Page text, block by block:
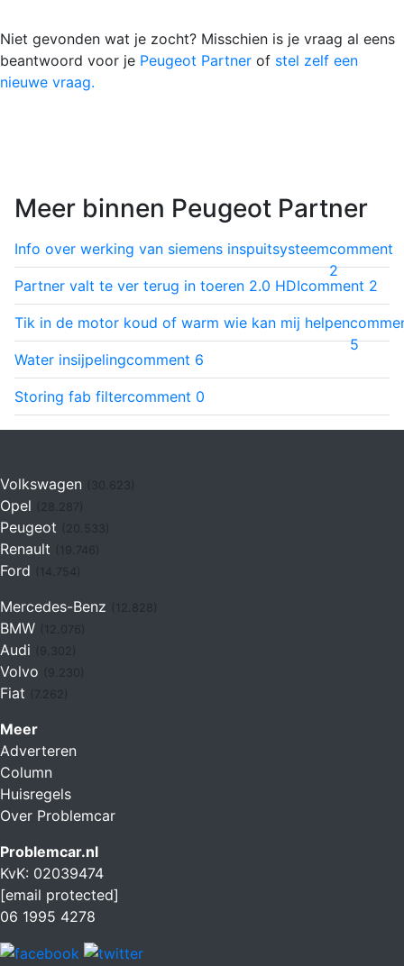
Niet gevonden wat je zocht? Misschien is je vraag al eens
beantwoord voor je Peugeot Partner of stel zelf een
nieuwe vraag.
Meer binnen Peugeot Partner
Info over werking van siemens inspuitsysteemcomment
2
Partner valt te ver terug in toeren 2.0 HDIcomment 2
Tik in de motor koud of warm wie kan mij helpen
5
Water insijpelingcomment 6
Storing fab filtercomment 0
Volkswagen (30.623)
Opel
Peugeot
Renault (19.746)
Ford (14.754)
Mercedes-Benz
BMW (12.076)
Audi
Volvo
Fiat (7.262)
Meer
Adverteren
Column
Huisregels
Over Problemcar
Problemcar.nl
KvK: 02039474
[email protected]
06 1995 4278